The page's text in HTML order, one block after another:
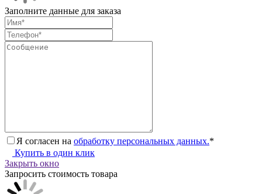
Заполните данные для заказа
Я согласен на обработку персональных данных.*
Купить в один клик
Закрыть окно
Запросить стоимость товара